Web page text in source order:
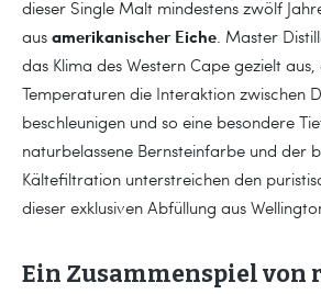
dieser Single Malt mindestens zwölf
aus amerikanischer Eiche. Master
das Klima des Western Cape gezielt
Temperaturen die Interaktion zwischen
beschleunigen und so eine besondere
naturbelassene Bernsteinfarbe und der
Kältefiltration unterstreichen den
dieser exklusiven Abfüllung aus
Ein Zusammenspiel von